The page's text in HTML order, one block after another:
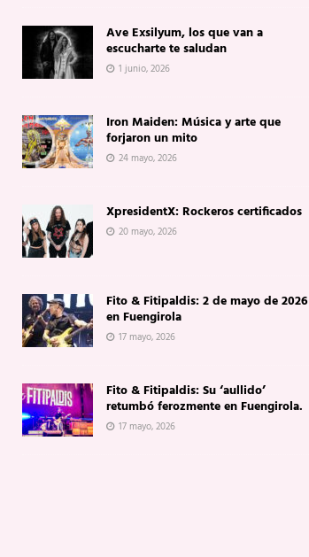
Ave Exsilyum, los que van a
escucharte te saludan
1 junio, 2026
Iron Maiden: Música y arte que
forjaron un mito
24 mayo, 2026
XpresidentX: Rockeros certificados
20 mayo, 2026
Fito & Fitipaldis: 2 de mayo de 2026
en Fuengirola
17 mayo, 2026
Fito & Fitipaldis: Su ‘aullido’
retumbó ferozmente en Fuengirola.
17 mayo, 2026